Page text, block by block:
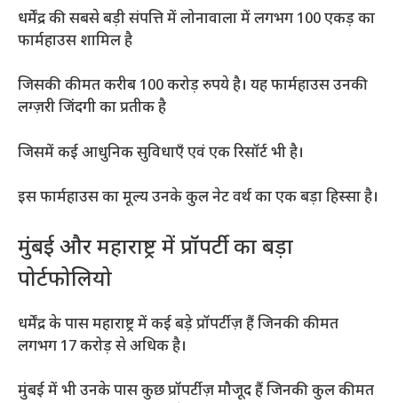
धर्मेंद्र की सबसे बड़ी संपत्ति में लोनावाला में लगभग 100 एकड़ का
फार्महाउस शामिल है
जिसकी कीमत करीब 100 करोड़ रुपये है। यह फार्महाउस उनकी
लग्ज़री जिंदगी का प्रतीक है
जिसमें कई आधुनिक सुविधाएँ एवं एक रिसॉर्ट भी है।
इस फार्महाउस का मूल्य उनके कुल नेट वर्थ का एक बड़ा हिस्सा है।
मुंबई और महाराष्ट्र में प्रॉपर्टी का बड़ा
पोर्टफोलियो
धर्मेंद्र के पास महाराष्ट्र में कई बड़े प्रॉपर्टीज़ हैं जिनकी कीमत
लगभग 17 करोड़ से अधिक है।
मुंबई में भी उनके पास कुछ प्रॉपर्टीज़ मौजूद हैं जिनकी कुल कीमत